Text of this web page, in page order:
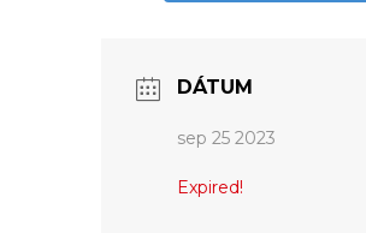
DÁTUM
sep 25 2023
Expired!